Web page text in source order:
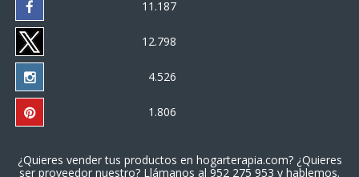
11.187
12.798
4.526
1.806
¿Quieres vender tus productos en hogarterapia.com? ¿Quieres
ser proveedor nuestro? Llámanos al 952 275 953 y hablemos.